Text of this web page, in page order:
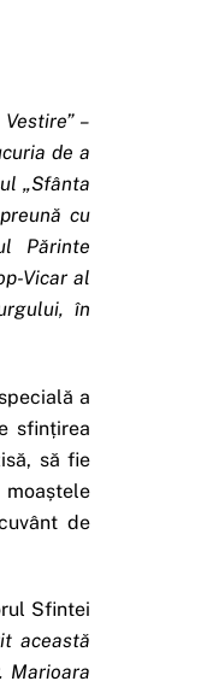
–
de a
„Sfânta
cu
Părinte
Vicar al
în
a
sfințirea
să fie
de
Sfintei
această
Marioara